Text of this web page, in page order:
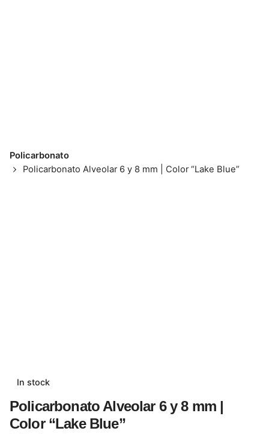
Policarbonato
Policarbonato Alveolar 6 y 8 mm | Color “Lake Blue”
In stock
Policarbonato Alveolar 6 y 8 mm |
Color “Lake Blue”